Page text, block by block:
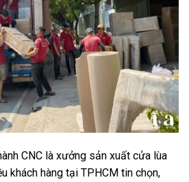
CNC là xưởng sản xuất cửa lùa
khách hàng tại TPHCM tin chọn,